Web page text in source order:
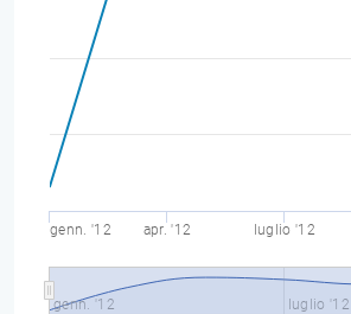
genn. '12 apr. '12 luglio '12
genn. '12 luglio '12